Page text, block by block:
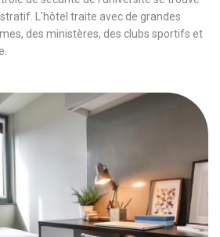
L'hôtel traite avec de grandes
des ministères, des clubs sportifs et